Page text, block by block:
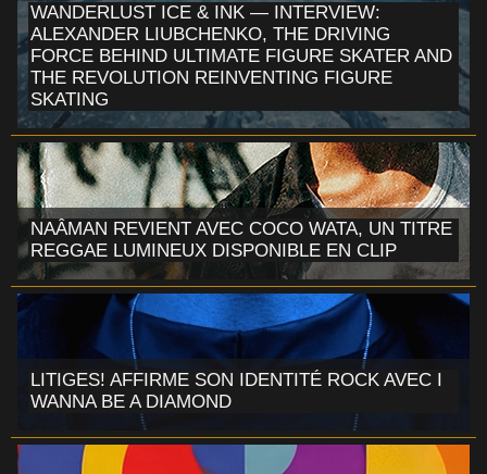
WANDERLUST ICE & INK — INTERVIEW:
ALEXANDER LIUBCHENKO, THE DRIVING
FORCE BEHIND ULTIMATE FIGURE SKATER AND
THE REVOLUTION REINVENTING FIGURE
SKATING
NAÂMAN REVIENT AVEC COCO WATA, UN TITRE
REGGAE LUMINEUX DISPONIBLE EN CLIP
LITIGES! AFFIRME SON IDENTITÉ ROCK AVEC I
WANNA BE A DIAMOND